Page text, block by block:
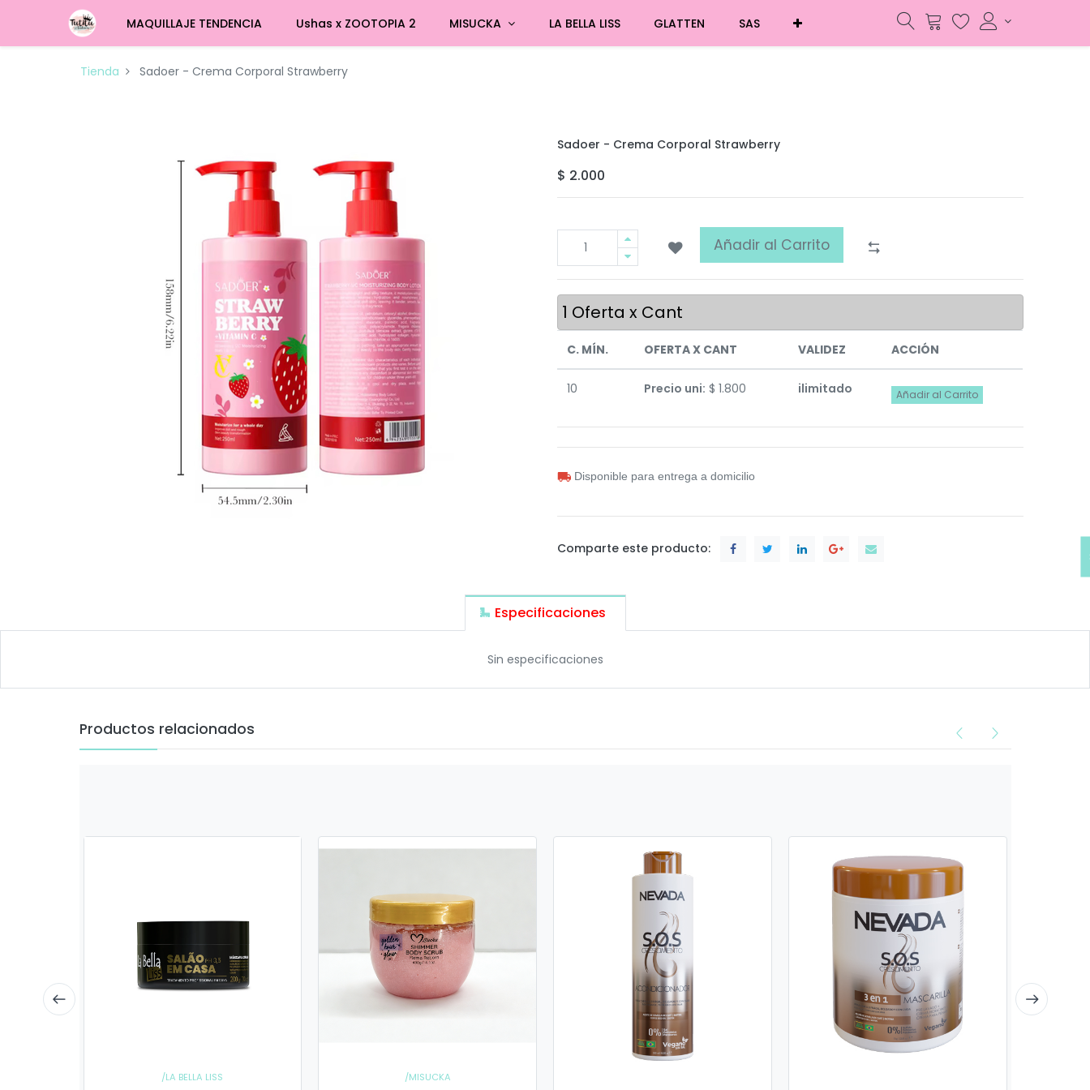
MAQUILLAJE TENDENCIA Ushas x ZOOTOPIA 2 MISUCKA LA BELLA LISS GLATTEN SAS
Tienda Sadoer - Crema Corporal Strawberry
Sadoer - Crema Corporal Strawberry
$ 2.000
Añadir al Carrito
1 Oferta x Cant
C. MÍN. OFERTA X CANT VALIDEZ ACCIÓN
10 Precio uni: $ 1.800 ilimitado Añadir al Carrito
Disponible para entrega a domicilio
Comparte este producto:
Especificaciones
Sin especificaciones
Productos relacionados
/LA BELLA LISS /MISUCKA